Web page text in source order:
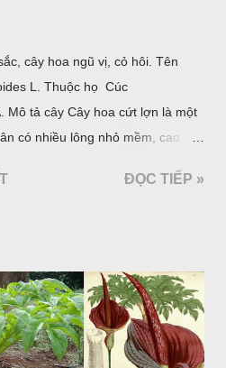
cây hoa ngũ vị, cỏ hôi. Tên
L. Thuộc họ Cúc
Mô tả cây Cây hoa cứt lợn là một
có nhiều lông nhỏ mềm, cao
2-6cm, rộng 1-3cm, mép có
ĐỌC TIẾP »